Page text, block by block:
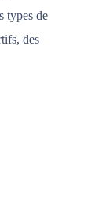
types de
des